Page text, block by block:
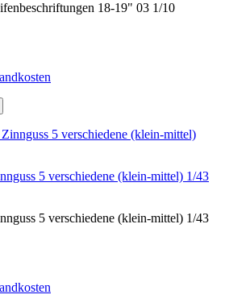
18-19" 03 1/10
5 verschiedene (klein-mittel) 1/43
5 verschiedene (klein-mittel) 1/43